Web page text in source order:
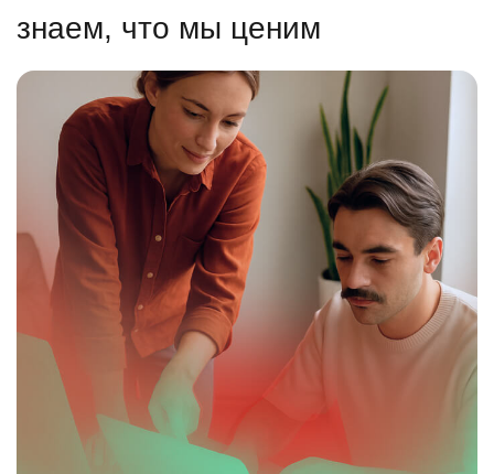
знаем, что мы ценим